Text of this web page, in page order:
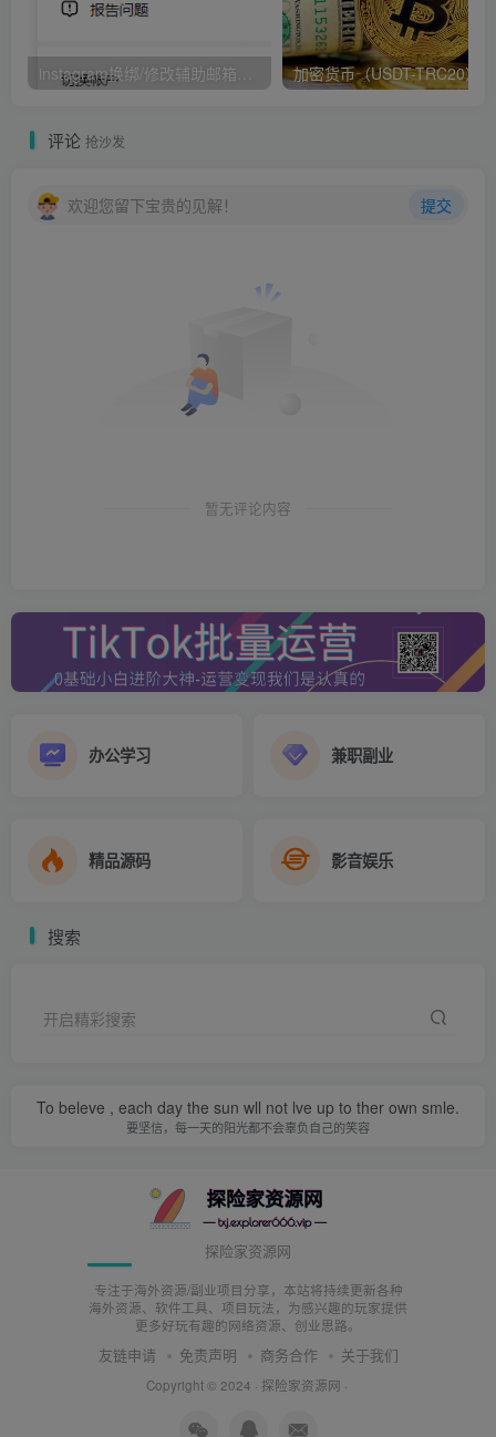
【下一步】—选择【将资金充入】的账户—【复制地址】
的充币地址即可（比如很多项目的推广佣金提现）
提交提现后，等待官方处理即可。
4.当我们收到结算的USDT后，还需要把资金划转一下，一般
点击右上角【资产管理】—【资金划转】。
选择币种，以【USDT】—从【资金账户】—到【交易账
5.划转之后，我们就去绑定一下收款和付款方式就可以进行
出售了。
新注册欧易的用户进行卖币提现时，需添加收付款方式，即
绑定银行卡/支付宝/微信。
instagram换绑/修改辅助邮箱和手机号码教程
评论 抢沙发
欢迎您留下宝贵的见解！ 提交
暂无评论内容
办公学习 兼职副业
精品源码 影音娱乐
搜索
开启精彩搜索
To beleve , each day the sun wll not lve up to ther own smle.
要坚信，每一天的阳光都不会辜负自己的笑容
探险家资源网
专注于海外资源/副业项目分享，本站将持续更新各种
海外资源、软件工具、项目玩法，为感兴趣的玩家提供
更多好玩有趣的网络资源、创业思路。
友链申请 免责声明 商务合作 关于我们
Copyright © 2024 · 探险家资源网 ·